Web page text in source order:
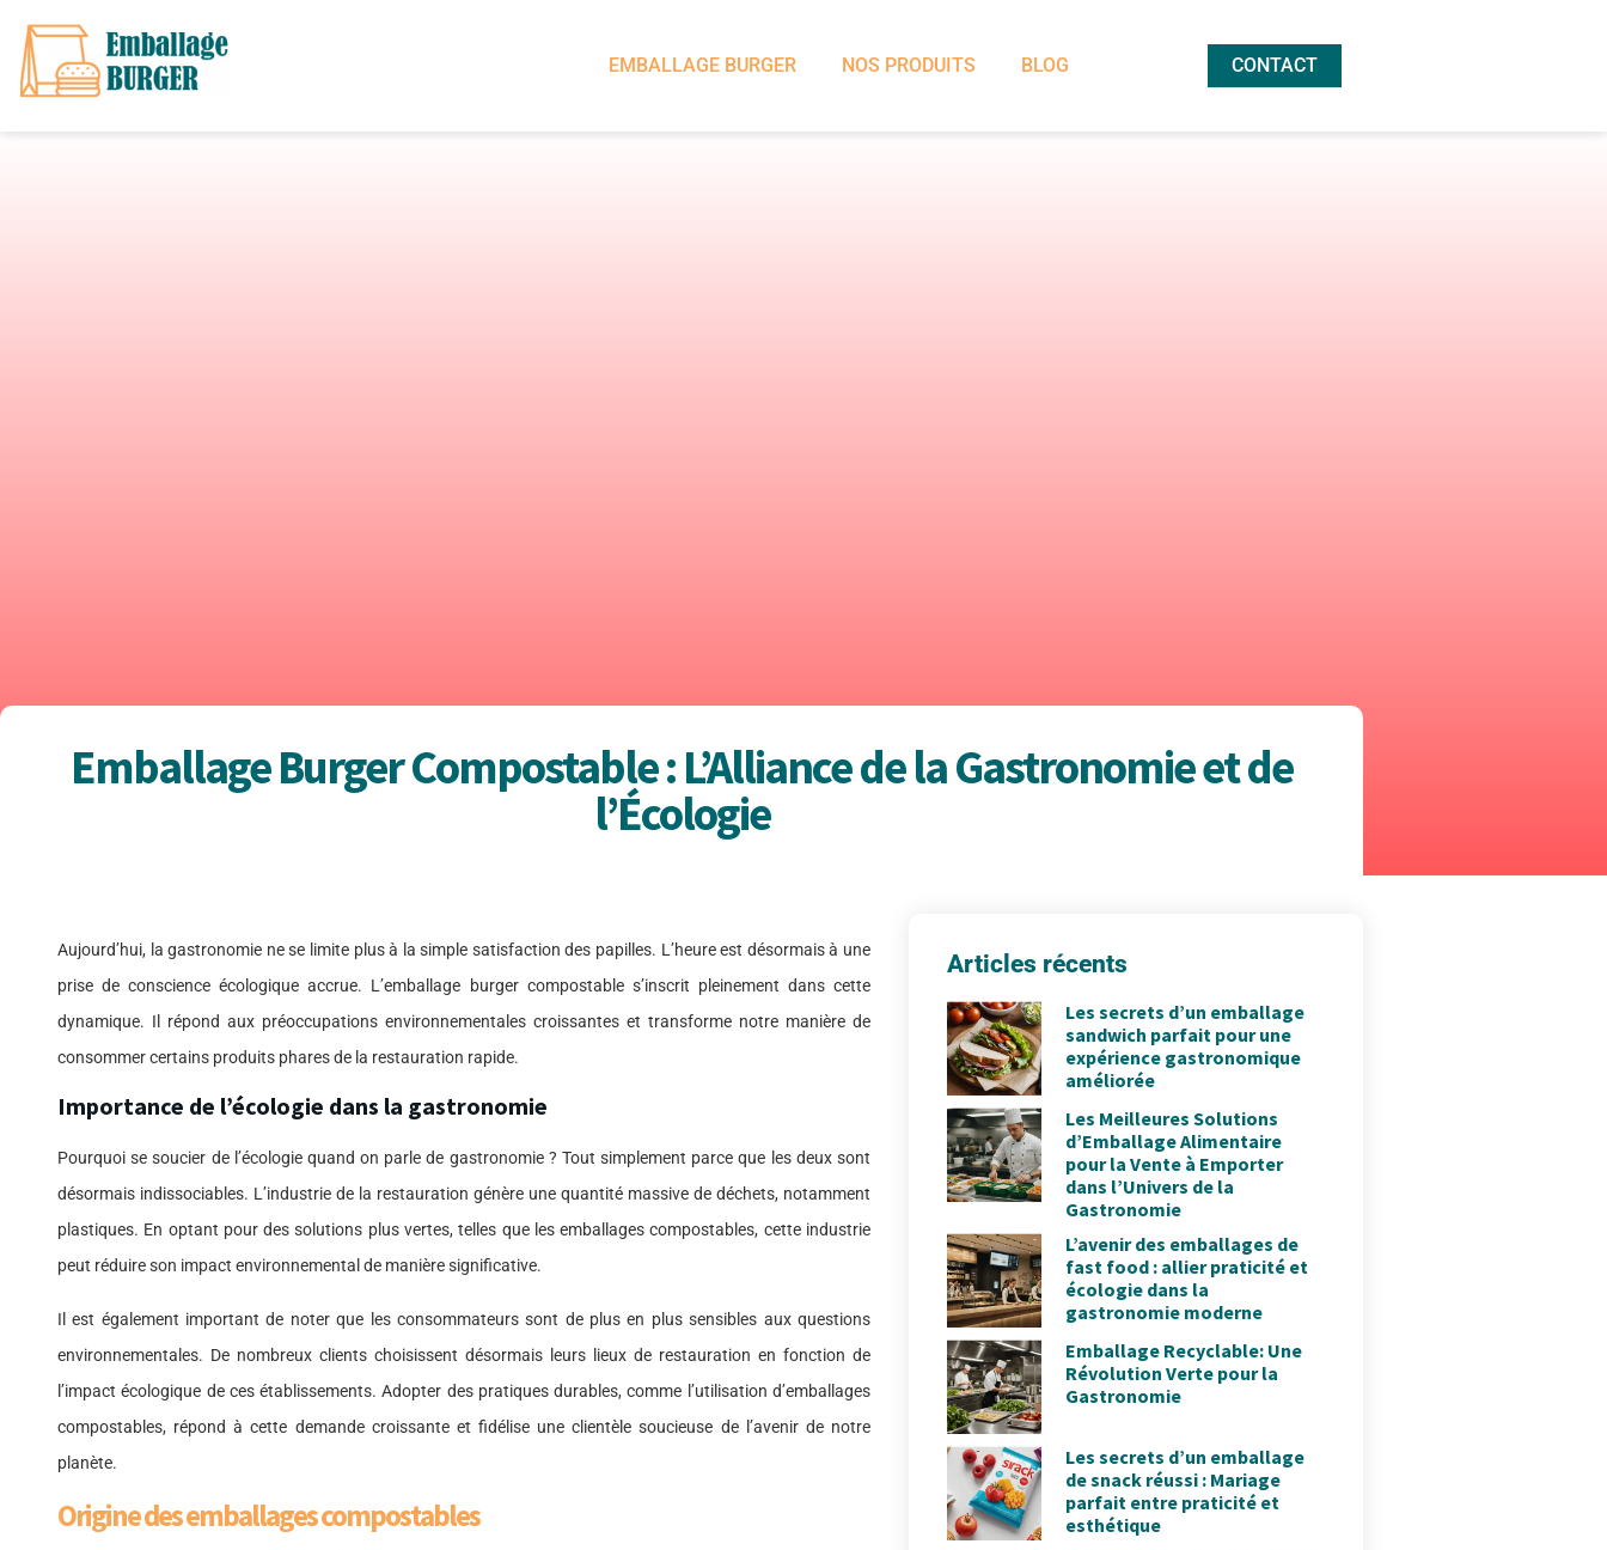
EMBALLAGE BURGER NOS PRODUITS BLOG CONTACT
Emballage Burger Compostable : L’Alliance de la Gastronomie et de
l’Écologie
Aujourd’hui, la gastronomie ne se limite plus à la simple satisfaction des papilles. L’heure est désormais à une
prise de conscience écologique accrue. L’emballage burger compostable s’inscrit pleinement dans cette
dynamique. Il répond aux préoccupations environnementales croissantes et transforme notre manière de
consommer certains produits phares de la restauration rapide.
Importance de l’écologie dans la gastronomie
Pourquoi se soucier de l’écologie quand on parle de gastronomie ? Tout simplement parce que les deux sont
désormais indissociables. L’industrie de la restauration génère une quantité massive de déchets, notamment
plastiques. En optant pour des solutions plus vertes, telles que les emballages compostables, cette industrie
peut réduire son impact environnemental de manière significative.
Il est également important de noter que les consommateurs sont de plus en plus sensibles aux questions
environnementales. De nombreux clients choisissent désormais leurs lieux de restauration en fonction de
l’impact écologique de ces établissements. Adopter des pratiques durables, comme l’utilisation d’emballages
compostables, répond à cette demande croissante et fidélise une clientèle soucieuse de l’avenir de notre
planète.
Origine des emballages compostables
Articles récents
Les secrets d’un emballage
sandwich parfait pour une
expérience gastronomique
améliorée
Les Meilleures Solutions
d’Emballage Alimentaire
pour la Vente à Emporter
dans l’Univers de la
Gastronomie
L’avenir des emballages de
fast food : allier praticité et
écologie dans la
gastronomie moderne
Emballage Recyclable: Une
Révolution Verte pour la
Gastronomie
Les secrets d’un emballage
de snack réussi : Mariage
parfait entre praticité et
esthétique